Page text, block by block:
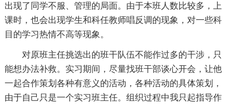
出现了同学不服、管理的局面。由于本班人数比较多，上
课时，也会出现学生和科任教师唱反调的现象，对一些科
目的学习热情不高等现象。
对原班主任挑选出的班干队伍不能作过多的干涉，只
能想办法补救。实习期间，尽量找班干部谈心开会，让他
一起合作策划各种有意义的活动，各种活动的具体策划，
由于自己只是一个实习班主任。组织过程中我只起指导作